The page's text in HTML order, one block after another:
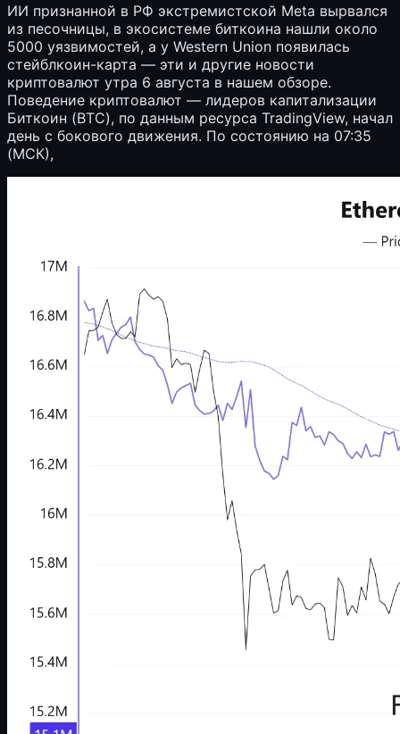
ИИ признанной в РФ экстремистской Meta вырвался
из песочницы, в экосистеме биткоина нашли около
5000 уязвимостей, а у Western Union появилась
стейблкоин-карта — эти и другие новости
криптовалют утра 6 августа в нашем обзоре.
Поведение криптовалют — лидеров капитализации
Биткоин (BTC), по данным ресурса TradingView, начал
день с бокового движения. По состоянию на 07:35
(МСК),